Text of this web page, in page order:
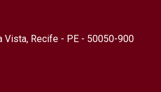
Vista, Recife - PE - 50050-900